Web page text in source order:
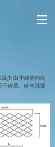
少 由于砖墙的应
于砖层、砖与混凝